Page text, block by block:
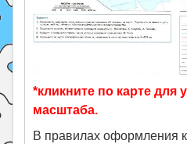
*кликните по карте для
масштаба.
В правилах оформления